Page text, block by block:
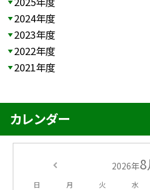
2024年度
2023年度
2022年度
2021年度
カレンダー
2026年8
日 月 火 水